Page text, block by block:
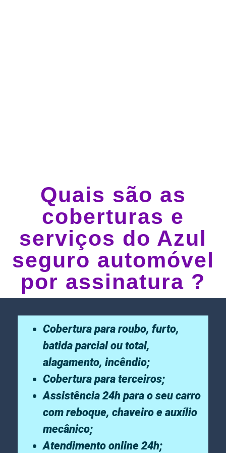
Quais são as
coberturas e
serviços do Azul
seguro automóvel
por assinatura ?
Cobertura para roubo, furto,
batida parcial ou total,
alagamento, incêndio;
Cobertura para terceiros;
Assistência 24h para o seu carro
com reboque, chaveiro e auxílio
mecânico;
Atendimento online 24h;